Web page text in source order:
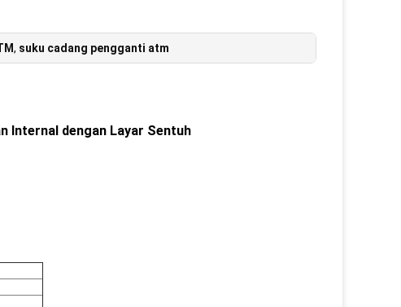
, suku cadang pengganti atm
Internal dengan Layar Sentuh